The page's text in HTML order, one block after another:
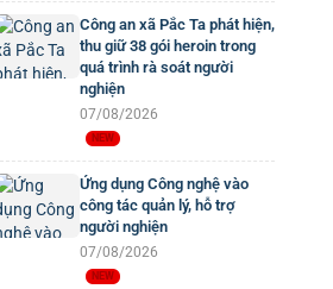
Công an xã Pắc Ta phát hiện,
thu giữ 38 gói heroin trong
quá trình rà soát người
nghiện
07/08/2026
Ứng dụng Công nghệ vào
công tác quản lý, hỗ trợ
người nghiện
07/08/2026